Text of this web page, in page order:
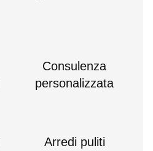
Consulenza
personalizzata
Arredi puliti